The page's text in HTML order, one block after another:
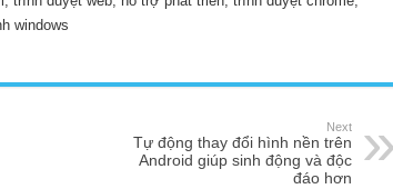
windows
Next
Tự động thay đổi hình nền trên
Android giúp sinh động và độc
đáo hơn